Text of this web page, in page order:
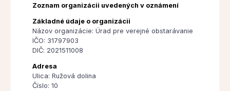
Zoznam organizácii uvedených v oznámení
Základné údaje o organizácii
Názov organizácie: Úrad pre verejné obstarávanie
IČO: 31797903
DIČ: 2021511008
Adresa
Ulica: Ružová dolina
Číslo: 10